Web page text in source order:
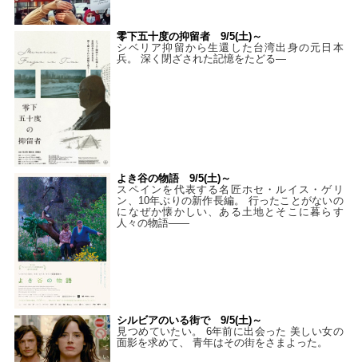
零下五十度の抑留者 9/5(土)～
シベリア抑留から生還した台湾出身の元日本
兵。 深く閉ざされた記憶をたどる—
よき谷の物語 9/5(土)～
スペインを代表する名匠ホセ・ルイス・ゲリ
ン、10年ぶりの新作長編。 行ったことがないの
になぜか懐かしい、ある土地とそこに暮らす
人々の物語――
シルビアのいる街で 9/5(土)～
見つめていたい。 6年前に出会った 美しい女の
面影を求めて、 青年はその街をさまよった。